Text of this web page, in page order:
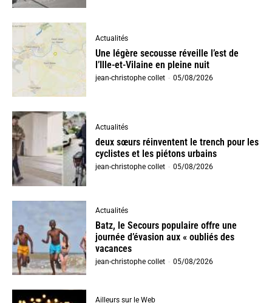
Actualités
Une légère secousse réveille l’est de
l’Ille-et-Vilaine en pleine nuit
jean-christophe collet - 05/08/2026
Actualités
deux sœurs réinventent le trench pour les
cyclistes et les piétons urbains
jean-christophe collet - 05/08/2026
Actualités
Batz, le Secours populaire offre une
journée d’évasion aux « oubliés des
vacances
jean-christophe collet - 05/08/2026
Ailleurs sur le Web